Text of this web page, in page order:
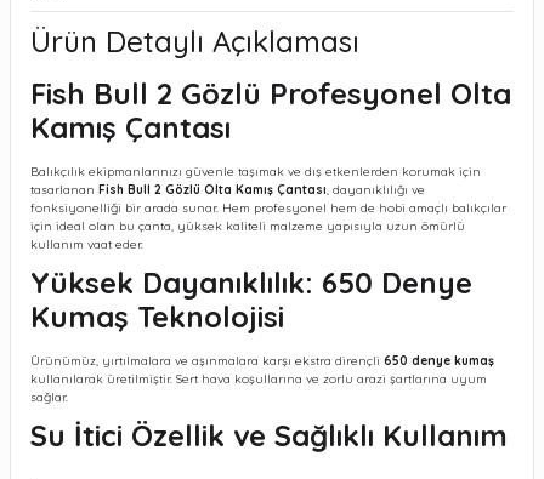
Ürün Detaylı Açıklaması
Fish Bull 2 Gözlü Profesyonel Olta
Kamış Çantası
Balıkçılık ekipmanlarınızı güvenle taşımak ve dış etkenlerden korumak için
tasarlanan Fish Bull 2 Gözlü Olta Kamış Çantası, dayanıklılığı ve
fonksiyonelliği bir arada sunar. Hem profesyonel hem de hobi amaçlı balıkçılar
için ideal olan bu çanta, yüksek kaliteli malzeme yapısıyla uzun ömürlü
kullanım vaat eder.
Yüksek Dayanıklılık: 650 Denye
Kumaş Teknolojisi
Ürünümüz, yırtılmalara ve aşınmalara karşı ekstra dirençli 650 denye kumaş
kullanılarak üretilmiştir. Sert hava koşullarına ve zorlu arazi şartlarına uyum
sağlar.
Su İtici Özellik ve Sağlıklı Kullanım